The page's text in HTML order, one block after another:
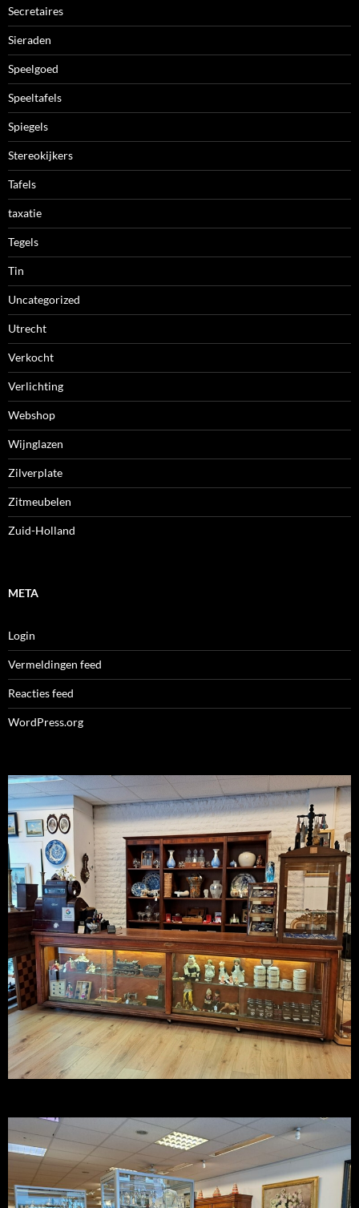
Secretaires
Sieraden
Speelgoed
Speeltafels
Spiegels
Stereokijkers
Tafels
taxatie
Tegels
Tin
Uncategorized
Utrecht
Verkocht
Verlichting
Webshop
Wijnglazen
Zilverplate
Zitmeubelen
Zuid-Holland
META
Login
Vermeldingen feed
Reacties feed
WordPress.org